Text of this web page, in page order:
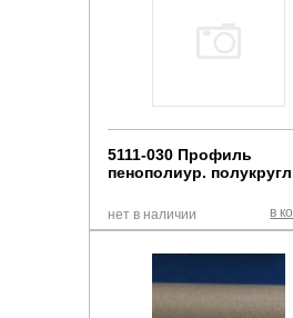
5111-030 Профиль
пенополиур.
в
нет в наличии